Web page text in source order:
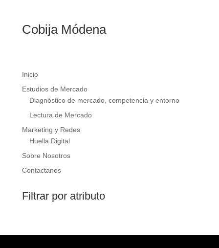
Cobija Módena
Inicio
Estudios de Mercado
Diagnóstico de mercado, competencia y entorno
Lectura de Mercado
Marketing y Redes
Huella Digital
Sobre Nosotros
Contactanos
Filtrar por atributo